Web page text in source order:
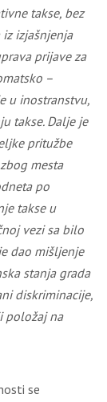
takse, bez
izjašnjenja
prijave za
–
u inostranstvu,
takse. Dalje je
pritužbe
mesta
po
takse u
vezi sa bilo
dao mišljenje
stanja grada
diskriminacije,
položaj na
se